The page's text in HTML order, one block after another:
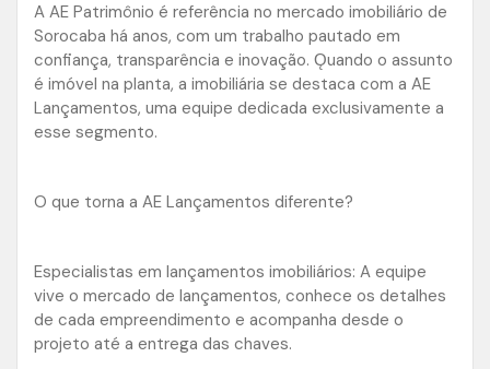
A AE Patrimônio é referência no mercado imobiliário de
Sorocaba há anos, com um trabalho pautado em
confiança, transparência e inovação. Ǫuando o assunto
é imóvel na planta, a imobiliária se destaca com a AE
Lançamentos, uma equipe dedicada exclusivamente a
esse segmento.
O que torna a AE Lançamentos diferente?
Especialistas em lançamentos imobiliários: A equipe
vive o mercado de lançamentos, conhece os detalhes
de cada empreendimento e acompanha desde o
projeto até a entrega das chaves.